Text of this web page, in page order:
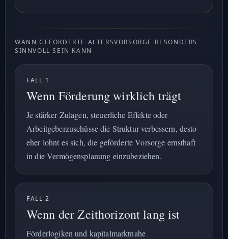
WANN GEFÖRDERTE ALTERSVORSORGE BESONDERS
SINNVOLL SEIN KANN
FALL 1
Wenn Förderung wirklich trägt
Je stärker Zulagen, steuerliche Effekte oder
Arbeitgeberzuschüsse die Struktur verbessern, desto
eher lohnt es sich, die geförderte Vorsorge ernsthaft
in die Vermögensplanung einzubeziehen.
FALL 2
Wenn der Zeithorizont lang ist
Förderlogiken und kapitalmarktnahe